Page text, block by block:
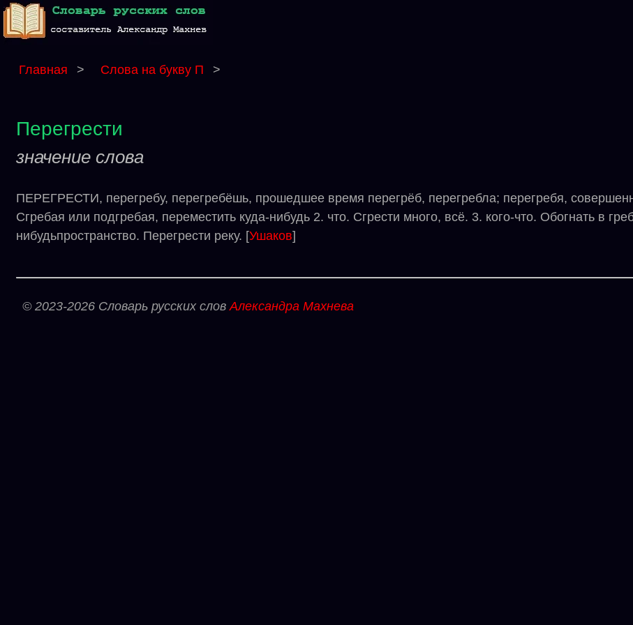
Главная > Слова на букву П >
Перегрести
значение слова
ПЕРЕГРЕСТИ, перегребу, перегребёшь, прошедшее время перегрёб, перегребла; перегребя,
Сгребая или подгребая, переместить куда-нибудь 2. что. Сгрести много, всё. 3. кого-что. Обогнать в
нибудьпространство. Перегрести реку. [Ушаков]
© 2023-2026 Словарь русских словАлександра Махнева